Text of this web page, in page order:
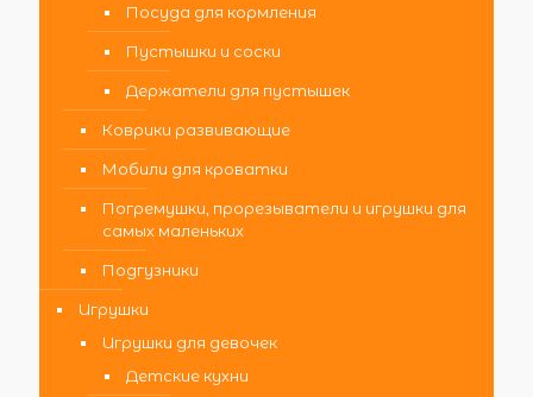
Посуда для кормления
Пустышки и соски
Держатели для пустышек
Коврики развивающие
Мобили для кроватки
Погремушки, прорезыватели и игрушки для
самых маленьких
Подгузники
Игрушки
Игрушки для девочек
Детские кухни